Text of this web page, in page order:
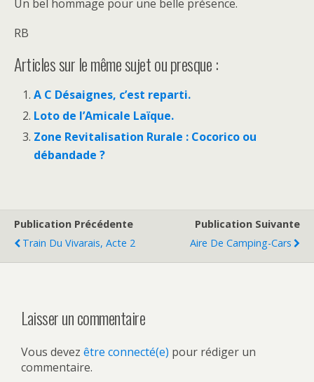
Un bel hommage pour une belle présence.
RB
Articles sur le même sujet ou presque :
A C Désaignes, c’est reparti.
Loto de l’Amicale Laïque.
Zone Revitalisation Rurale : Cocorico ou
débandade ?
Publication Précédente
Train Du Vivarais, Acte 2
Publication Suivante
Aire De Camping-Cars
Laisser un commentaire
Vous devez être connecté(e) pour rédiger un
commentaire.